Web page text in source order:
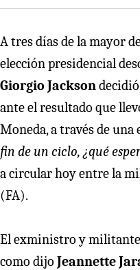
A tres días de la mayor
elección presidencial
Giorgio Jackson
ante el resultado que
Moneda, a través de
fin de un ciclo, ¿qué
a circular hoy entre la
(FA).
El exministro y
como dijo Jeannette